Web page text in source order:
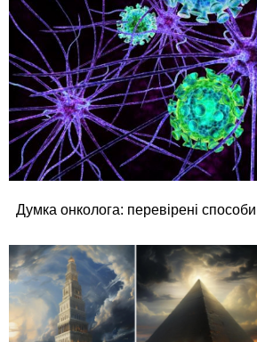
Думка онколога: перевірені